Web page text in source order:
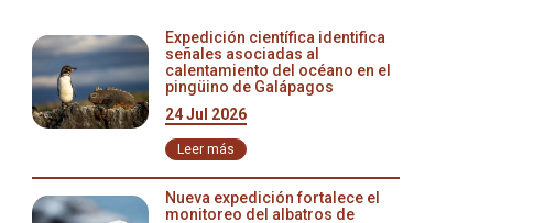
Expedición científica identifica
señales asociadas al
calentamiento del océano en el
pingüino de Galápagos
24 Jul 2026
Leer más
Nueva expedición fortalece el
monitoreo del albatros de